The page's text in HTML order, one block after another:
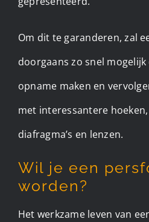
Om dit te garanderen, zal
doorgaans zo snel
opname maken en
met interessantere
diafragma’s en lenzen.
Wil je een
worden?
Het werkzame leven van